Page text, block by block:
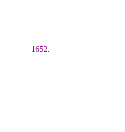
1652.